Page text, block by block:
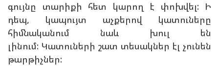
գույնը տարիքի հետ կարող է փոխվել: Ի
դեպ, կապույտ աչքերով կատուները
հիմնականում նաև խուլ են
լինում: Կատուների շատ տեսակներ էլ չունեն
թարթիչներ: